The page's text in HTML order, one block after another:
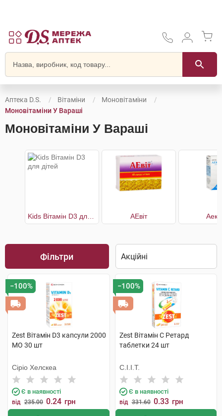
Аптека D.S. Вітаміни
Моновітаміни
Моновітаміни У Вараші
Моновітаміни У Вараші
АЕвіт
Фільтри
−100%
Zest Вітамін D3 капсули 2000
МО 30 шт
Сіріо Хелскеа
Є в наявності
від 235.00 0.24 грн
−100%
Zest Вітамін C Ретард
таблетки 24 шт
С.І.І.Т.
Є в наявності
від 331.60 0.33 грн